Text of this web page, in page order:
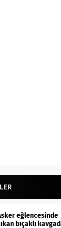
eğlencesinde
bıçaklı